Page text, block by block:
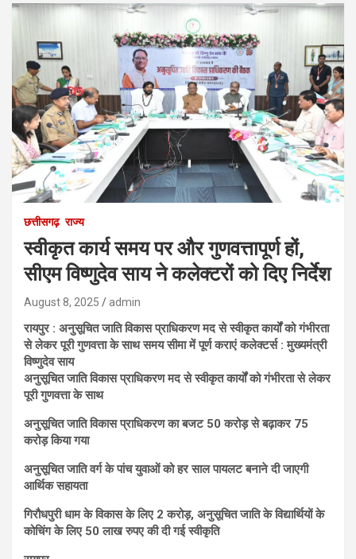
छत्तीसगढ़ राज्य
स्वीकृत कार्य समय पर और गुणवत्तापूर्ण हों,
सीएम विष्णुदेव साय ने कलेक्टरों को दिए निर्देश
August 8, 2025 admin
रायपुर : अनुसूचित जाति विकास प्राधिकरण मद से स्वीकृत कार्यों को गंभीरता
से लेकर पूरी गुणवत्ता के साथ समय सीमा में पूर्ण कराएं कलेक्टर्स : मुख्यमंत्री
विष्णुदेव साय
अनुसूचित जाति विकास प्राधिकरण मद से स्वीकृत कार्यों को गंभीरता से लेकर
पूरी गुणवत्ता के साथ
अनुसूचित जाति विकास प्राधिकरण का बजट 50 करोड़ से बढ़ाकर 75
करोड़ किया गया
अनुसूचित जाति वर्ग के पांच युवाओं को हर साल पायलट बनाने दी जाएगी
आर्थिक सहायता
गिरौधपुरी धाम के विकास के लिए 2 करोड़, अनुसूचित जाति के विद्यार्थियों के
कोचिंग के लिए 50 लाख रुपए की दी गई स्वीकृति